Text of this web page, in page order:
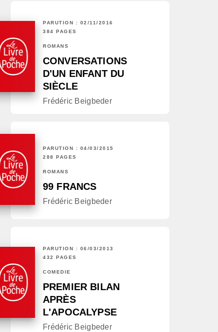
PARUTION : 02/11/2016
384 PAGES
ROMANS
CONVERSATIONS
D'UN ENFANT DU
SIÈCLE
Frédéric Beigbeder
PARUTION : 04/03/2015
288 PAGES
ROMANS
99 FRANCS
Frédéric Beigbeder
PARUTION : 06/03/2013
432 PAGES
COMÉDIE
PREMIER BILAN
APRÈS
L'APOCALYPSE
Frédéric Beigbeder